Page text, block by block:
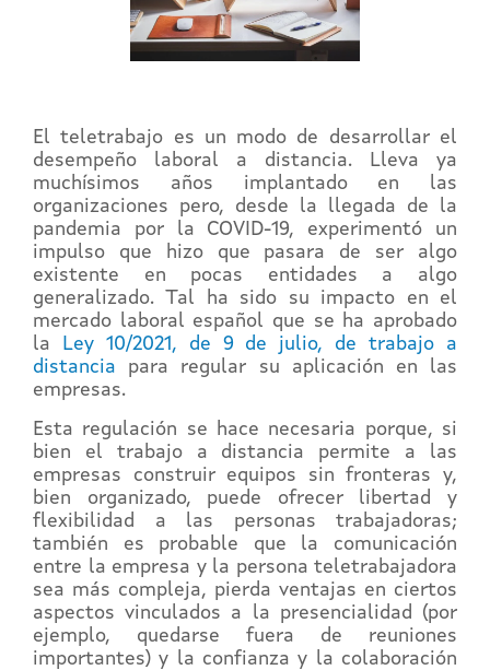
El teletrabajo es un modo de desarrollar el
desempeño laboral a distancia. Lleva ya
muchísimos años implantado en las
organizaciones pero, desde la llegada de la
pandemia por la COVID-19, experimentó un
impulso que hizo que pasara de ser algo
existente en pocas entidades a algo
generalizado. Tal ha sido su impacto en el
mercado laboral español que se ha aprobado
la
Ley 10/2021, de 9 de julio, de trabajo a
distancia para regular su aplicación en las
empresas.
Esta regulación se hace necesaria porque, si
bien el trabajo a distancia permite a las
empresas construir equipos sin fronteras y,
bien organizado, puede ofrecer libertad y
flexibilidad a las personas trabajadoras;
también es probable que la comunicación
entre la empresa y la persona teletrabajadora
sea más compleja, pierda ventajas en ciertos
aspectos vinculados a la presencialidad (por
ejemplo, quedarse fuera de reuniones
importantes) y la confianza y la colaboración